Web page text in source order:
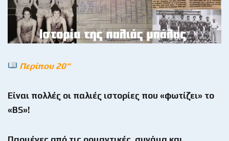
Περίπου 20“
Είναι πολλές οι παλιές ιστορίες που «φωτίζει» το
«BS»!